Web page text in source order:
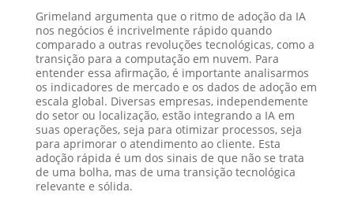
Grimeland argumenta que o ritmo de adoção da IA
nos negócios é incrivelmente rápido quando
comparado a outras revoluções tecnológicas, como a
transição para a computação em nuvem. Para
entender essa afirmação, é importante analisarmos
os indicadores de mercado e os dados de adoção em
escala global. Diversas empresas, independemente
do setor ou localização, estão integrando a IA em
suas operações, seja para otimizar processos, seja
para aprimorar o atendimento ao cliente. Esta
adoção rápida é um dos sinais de que não se trata
de uma bolha, mas de uma transição tecnológica
relevante e sólida.